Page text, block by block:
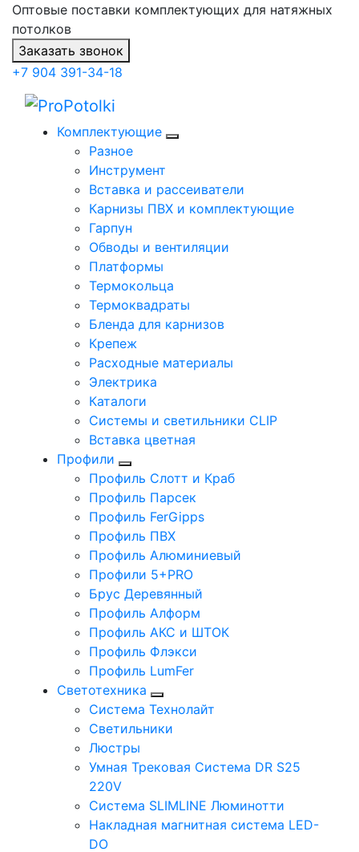
Оптовые поставки комплектующих для натяжных
потолков
Заказать звонок
+7 904 391-34-18
Комплектующие
Разное
Инструмент
Вставка и рассеиватели
Карнизы ПВХ и комплектующие
Гарпун
Обводы и вентиляции
Платформы
Термокольца
Термоквадраты
Бленда для карнизов
Крепеж
Расходные материалы
Электрика
Каталоги
Системы и светильники CLIP
Вставка цветная
Профили
Профиль Слотт и Краб
Профиль Парсек
Профиль FerGipps
Профиль ПВХ
Профиль Алюминиевый
Профили 5+PRO
Брус Деревянный
Профиль Алформ
Профиль АКС и ШТОК
Профиль Флэкси
Профиль LumFer
Светотехника
Система Технолайт
Светильники
Люстры
Умная Трековая Система DR S25
220V
Система SLIMLINE Люминотти
Накладная магнитная система LED-
DO